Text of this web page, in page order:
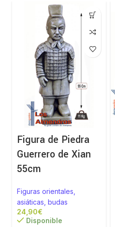
Figura de Piedra
Guerrero de Xian
55cm
Figuras orientales,
asiáticas, budas
€
Disponible